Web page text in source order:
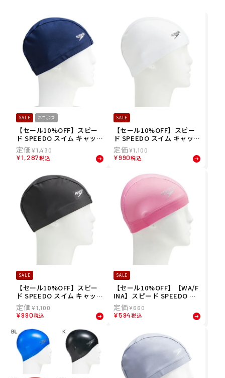
SALE ネコポス
【セール10%OFF】スピー
ド SPEEDO スイム キャップ
トリコット キャップ(ワイ
ド) Tricot Cap(Wide) SE1
2071-NB メンズ レディース
¥1,430
¥1,287税込
SALE
【セール10%OFF】スピー
ド SPEEDO スイム キャップ
トリコット キャップ Tricot
Cap SE12070-W メンズ レ
ディース ユニセックス
¥1,100
¥990税込
SALE
【セール10%OFF】スピー
ド SPEEDO スイム キャップ
トリコット キャップ Tricot
Cap SE12070-CH メンズ レ
ディース ユニセックス
¥1,100
¥990税込
SALE
【セール10%OFF】【WA/F
INA】スピード SPEEDO ス
イム キャップ ロゴ メッシュ
キャップ Logo Mesh Cap S
E12050-SW メンズ レディ
¥660
¥594税込